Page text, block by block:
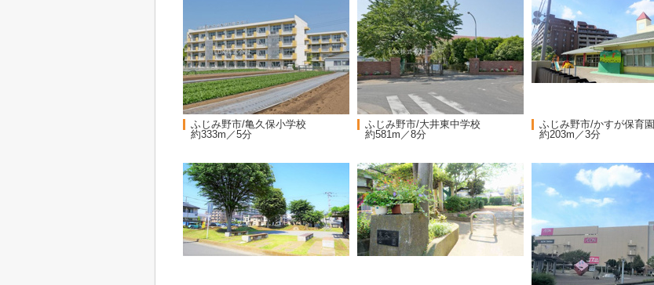
ふじみ野市/亀久保小学校
約333m／5分
ふじみ野市/大井東中学校
約581m／8分
ふじみ野市/かすが保育園
約203m／3分